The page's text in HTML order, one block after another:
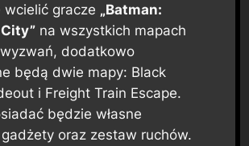
wcielić gracze „Batman:
na wszystkich mapach
dodatkowo
będą dwie mapy: Black
i Freight Train Escape.
będzie własne
oraz zestaw ruchów.